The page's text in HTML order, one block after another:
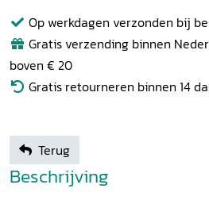
Op werkdagen verzonden bij
Gratis verzending binnen
boven € 20
Gratis retourneren binnen 14
Terug
Beschrijving